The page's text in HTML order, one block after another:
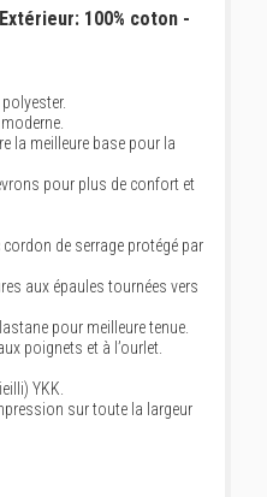
100% coton -
la meilleure base pour la
pour plus de confort et
de serrage protégé par
aux épaules tournées vers
pour meilleure tenue.
poignets et à l’ourlet.
YKK.
sur toute la largeur